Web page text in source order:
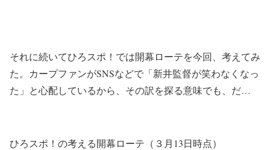
それに続いてひろスポ！では開幕ローテを今回、考えてみ
た。カープファンがSNSなどで「新井監督が笑わなくなっ
た」と心配しているから、その訳を探る意味でも、だ…
ひろスポ！の考える開幕ローテ（３月13日時点）